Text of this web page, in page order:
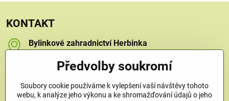
KONTAKT
Bylinkové zahradnictví Herbinka
Na Křečku 346
Praha 15 - Horní Měcholupy, 109 00
+420 778 480 450
Předvolby soukromí
Soubory cookie používáme k vylepšení vaší návštěvy tohoto
webu, k analýze jeho výkonu a ke shromažďování údajů o jeho